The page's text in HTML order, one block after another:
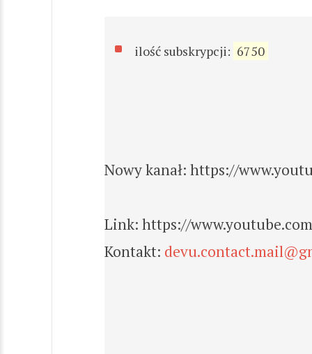
ilość subskrypcji: 6750
Nowy kanał: https://
Link: https://
Kontakt: